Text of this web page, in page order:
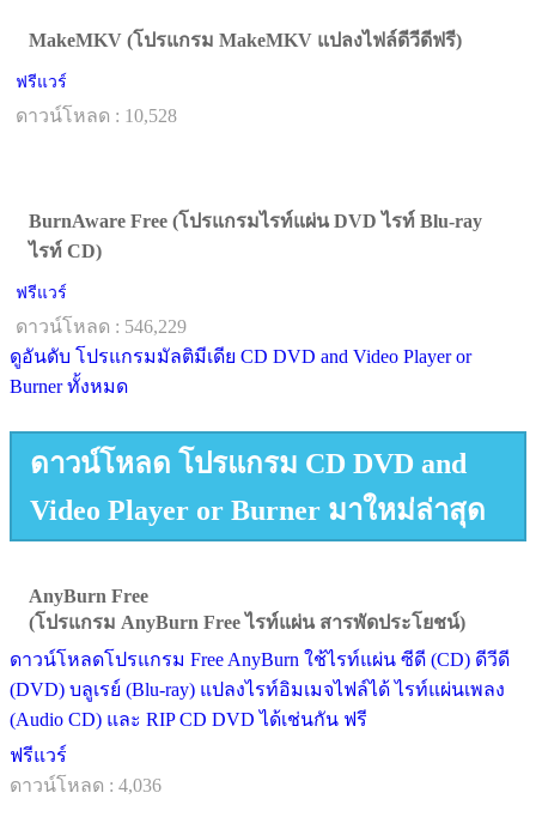
MakeMKV (โปรแกรม MakeMKV แปลงไฟล์ดีวีดีฟรี)
ฟรีแวร์
ดาวน์โหลด : 10,528
BurnAware Free (โปรแกรมไรท์แผ่น DVD ไรท์ Blu-ray
ไรท์ CD)
ฟรีแวร์
ดาวน์โหลด : 546,229
ดูอันดับ โปรแกรมมัลติมีเดีย CD DVD and Video Player or
Burner ทั้งหมด
ดาวน์โหลด โปรแกรม CD DVD and
Video Player or Burner มาใหม่ล่าสุด
AnyBurn Free
(โปรแกรม AnyBurn Free ไรท์แผ่น สารพัดประโยชน์)
ดาวน์โหลดโปรแกรม Free AnyBurn ใช้ไรท์แผ่น ซีดี (CD) ดีวีดี
(DVD) บลูเรย์ (Blu-ray) แปลงไรท์อิมเมจไฟล์ได้ ไรท์แผ่นเพลง
(Audio CD) และ RIP CD DVD ได้เช่นกัน ฟรี
ฟรีแวร์
ดาวน์โหลด : 4,036